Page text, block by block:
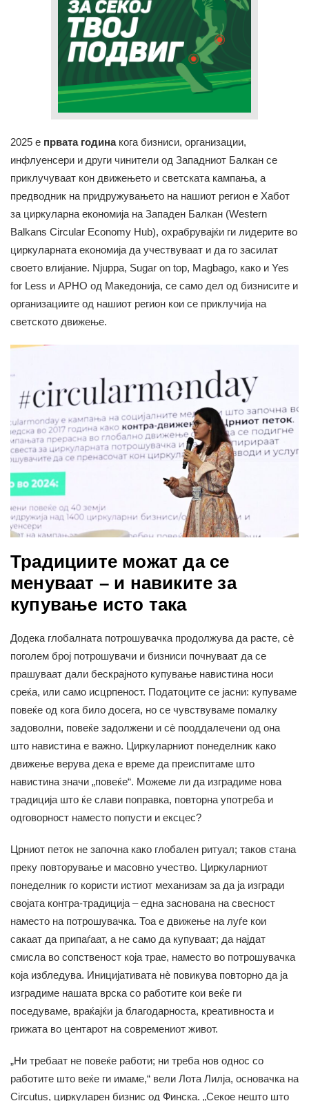
2025 е првата годинакога бизниси, организации,
инфлуенсери и други чинители од Западниот Балкан се
приклучуваат кон движењето и светската кампања, а
предводник на придружувањето на нашиот регион е Хабот
за циркуларна економија на Западен Балкан (Western
Balkans Circular Economy Hub), охрабрувајќи ги лидерите во
циркуларната економија да учествуваат и да го засилат
своето влијание. Njuppa, Sugar on top, Magbago, како и Yes
for Less и АРНО од Македонија, се само дел од бизнисите и
организациите од нашиот регион кои се приклучија на
светското движење.
Традициите можат да се
менуваат – и навиките за
купување исто така
Додека глобалната потрошувачка продолжува да расте, сè
поголем број потрошувачи и бизниси почнуваат да се
прашуваат дали бескрајното купување навистина носи
среќа, или само исцрпеност. Податоците се јасни: купуваме
повеќе од кога било досега, но се чувствуваме помалку
задоволни, повеќе задолжени и сè пооддалечени од она
што навистина е важно. Циркуларниот понеделник како
движење верува дека е време да преиспитаме што
навистина значи „повеќе“. Можеме ли да изградиме нова
традиција што ќе слави поправка, повторна употреба и
одговорност наместо попусти и ексцес?
Црниот петок не започна како глобален ритуал; таков стана
преку повторување и масовно учество. Циркуларниот
понеделник го користи истиот механизам за да ја изгради
својата контра-традиција – една заснована на свесност
наместо на потрошувачка. Тоа е движење на луѓе кои
сакаат да припаѓаат, а не само да купуваат; да најдат
смисла во сопственост која трае, наместо во потрошувачка
која избледува. Иницијативата нè повикува повторно да ја
изградиме нашата врска со работите кои веќе ги
поседуваме, враќајќи ја благодарноста, креативноста и
грижата во центарот на современиот живот.
„Ни требаат не повеќе работи; ни треба нов однос со
работите што веќе ги имаме,“ вели Лота Лилја, основачка на
Circutus, циркуларен бизнис од Финска. „Секое нешто што